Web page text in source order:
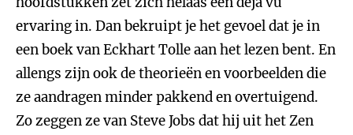
ervaring in. Dan bekruipt je het gevoel dat je in
een boek van Eckhart Tolle aan het lezen bent. En
allengs zijn ook de theorieën en voorbeelden die
ze aandragen minder pakkend en overtuigend.
Zo zeggen ze van Steve Jobs dat hij uit het Zen